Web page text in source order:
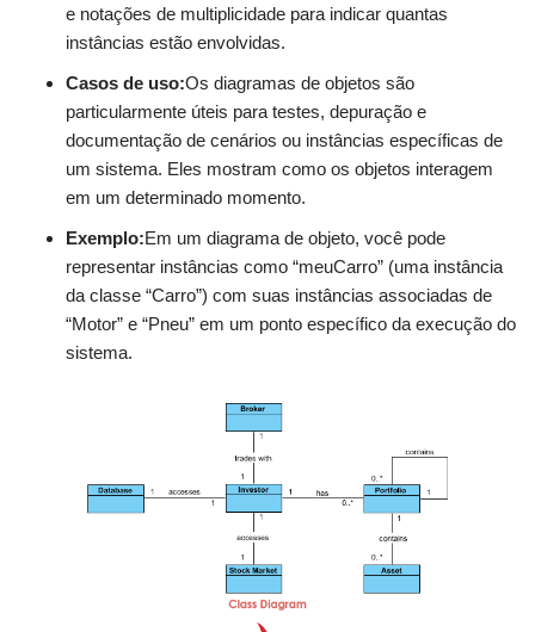
e notações de multiplicidade para indicar quantas
instâncias estão envolvidas.
Casos de uso:Os diagramas de objetos são
particularmente úteis para testes, depuração e
documentação de cenários ou instâncias específicas de
um sistema. Eles mostram como os objetos interagem
em um determinado momento.
Exemplo:Em um diagrama de objeto, você pode
representar instâncias como “meuCarro” (uma instância
da classe “Carro”) com suas instâncias associadas de
“Motor” e “Pneu” em um ponto específico da execução do
sistema.